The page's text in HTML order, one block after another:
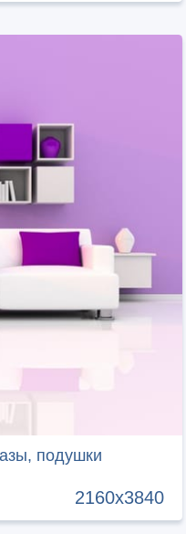
подушки
2160x3840